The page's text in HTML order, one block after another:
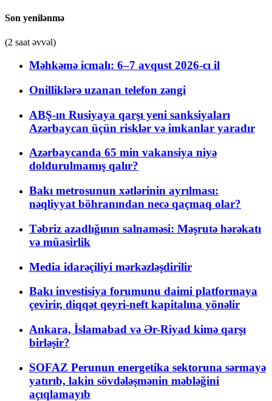
Son yenilənmə
(2 saat əvvəl)
Məhkəmə icmalı: 6–7 avqust 2026-cı il
Onilliklərə uzanan telefon zəngi
ABŞ-ın Rusiyaya qarşı yeni sanksiyaları
Azərbaycan üçün risklər və imkanlar yaradır
Azərbaycanda 65 min vakansiya niyə
doldurulmamış qalır?
Bakı metrosunun xətlərinin ayrılması:
nəqliyyat böhranından necə qaçmaq olar?
Təbriz azadlığının salnaməsi: Məşrutə hərəkatı
və müasirlik
Media idarəçiliyi mərkəzləşdirilir
Bakı investisiya forumunu daimi platformaya
çevirir, diqqət qeyri-neft kapitalına yönəlir
Ankara, İslamabad və Ər-Riyad kimə qarşı
birləşir?
SOFAZ Perunun energetika sektoruna sərmayə
yatırıb, lakin sövdələşmənin məbləğini
açıqlamayıb